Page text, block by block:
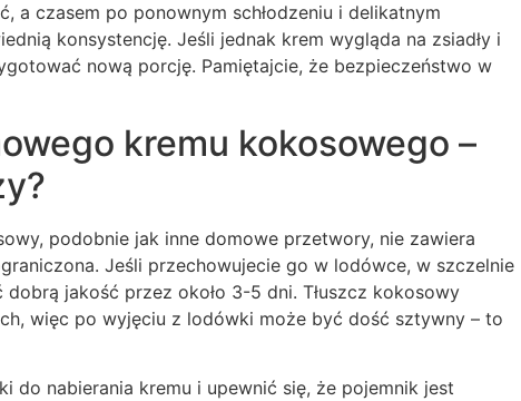
a czasem po ponownym schłodzeniu i delikatnym
konsystencję. Jeśli jednak krem wygląda na zsiadły i
nową porcję. Pamiętajcie, że bezpieczeństwo w
kremu kokosowego –
podobnie jak inne domowe przetwory, nie zawiera
Jeśli przechowujecie go w lodówce, w szczelnie
jakość przez około 3-5 dni. Tłuszcz kokosowy
więc po wyjęciu z lodówki może być dość sztywny – to
do nabierania kremu i upewnić się, że pojemnik jest